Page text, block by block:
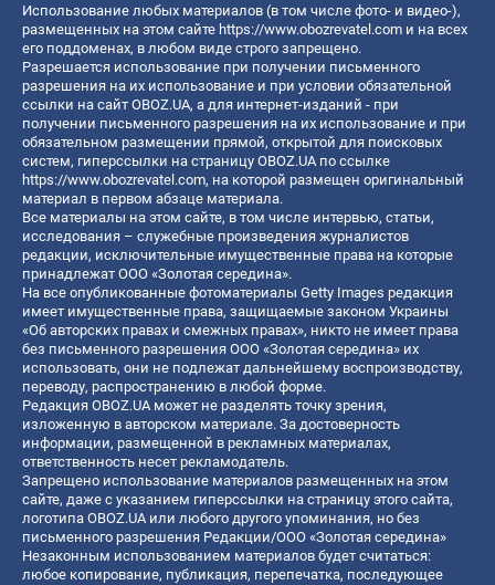
Использование любых материалов (в том числе фото- и видео-),
размещенных на этом сайте https://www.obozrevatel.com и на всех
его поддоменах, в любом виде строго запрещено.
Разрешается использование при получении письменного
разрешения на их использование и при условии обязательной
ссылки на сайт OBOZ.UA, а для интернет-изданий - при
получении письменного разрешения на их использование и при
обязательном размещении прямой, открытой для поисковых
систем, гиперссылки на страницу OBOZ.UA по ссылке
https://www.obozrevatel.com, на которой размещен оригинальный
материал в первом абзаце материала.
Все материалы на этом сайте, в том числе интервью, статьи,
исследования – служебные произведения журналистов
редакции, исключительные имущественные права на которые
принадлежат ООО «Золотая середина».
На все опубликованные фотоматериалы Getty Images редакция
имеет имущественные права, защищаемые законом Украины
«Об авторских правах и смежных правах», никто не имеет права
без письменного разрешения ООО «Золотая середина» их
использовать, они не подлежат дальнейшему воспроизводству,
переводу, распространению в любой форме.
Редакция OBOZ.UA может не разделять точку зрения,
изложенную в авторском материале. За достоверность
информации, размещенной в рекламных материалах,
ответственность несет рекламодатель.
Запрещено использование материалов размещенных на этом
сайте, даже с указанием гиперссылки на страницу этого сайта,
логотипа OBOZ.UA или любого другого упоминания, но без
письменного разрешения Редакции/ООО «Золотая середина»
Незаконным использованием материалов будет считаться:
любое копирование, публикация, перепечатка, последующее